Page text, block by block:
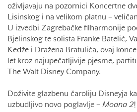
oživljavaju na pozornici Koncertne
Lisinskog i na velikom platnu –
U izvedbi Zagrebačke filharmonije
Bjelinskog te solista Franke Batelić,
Kedže i Dražena Bratulića, ovaj
let kroz najupečatljivije pjesme,
The Walt Disney Company.
Doživite glazbenu čaroliju Disneyja
uzbudljivo novo poglavlje – Moana 2